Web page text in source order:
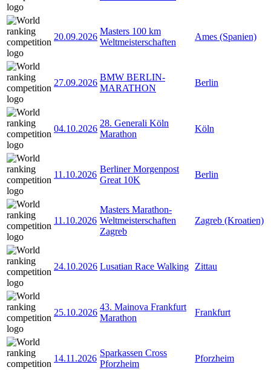
20.09.2026
Masters 100 km
Weltmeisterschaften
Ames (Spanien)
27.09.2026
BMW BERLIN-
MARATHON
Berlin
04.10.2026
28. Generali Köln
Marathon
Köln
11.10.2026
Berliner Morgenpost
Great 10K
Berlin
11.10.2026
Masters Marathon-
Weltmeisterschaften
Zagreb
Zagreb (Kroatien)
24.10.2026 Lusatian Race Walking Zittau
25.10.2026
43. Mainova Frankfurt
Marathon
Frankfurt
14.11.2026
Sparkassen Cross
Pforzheim
Pforzheim